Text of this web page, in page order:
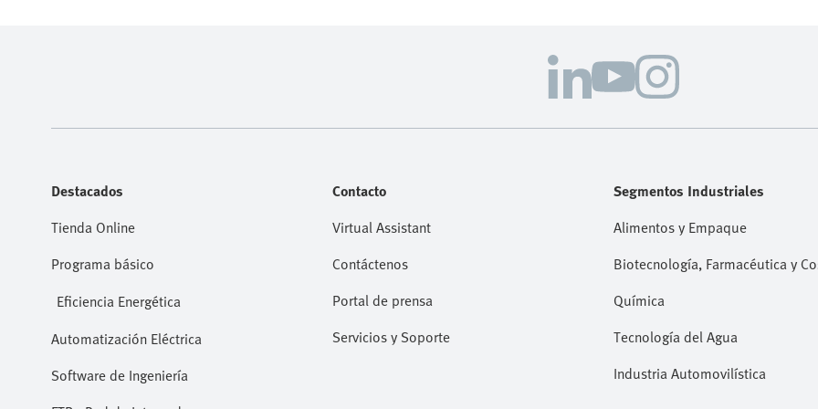
Destacados
Tienda Online
Programa básico
Eficiencia Energética
Automatización Eléctrica
Software de Ingeniería
Contacto
Virtual Assistant
Contáctenos
Portal de prensa
Servicios y Soporte
Segmentos Industriales
Alimentos y Empaque
Biotecnología, Farmacéutica y
Química
Tecnología del Agua
Industria Automovilística